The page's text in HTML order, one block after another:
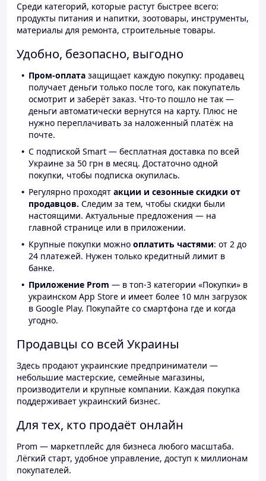
Среди категорий, которые растут быстрее всего:
продукты питания и напитки, зоотовары, инструменты,
материалы для ремонта, строительные товары.
Удобно, безопасно, выгодно
Пром-оплата защищает каждую покупку: продавец
получает деньги только после того, как покупатель
осмотрит и заберёт заказ. Что-то пошло не так —
деньги автоматически вернутся на карту. Плюс не
нужно переплачивать за наложенный платёж на
почте.
С подпиской Smart — бесплатная доставка по всей
Украине за 50 грн в месяц. Достаточно одной
покупки, чтобы подписка окупилась.
Регулярно проходят акции и сезонные скидки от
продавцов. Следим за тем, чтобы скидки были
настоящими. Актуальные предложения — на
главной странице или в приложении.
Крупные покупки можно оплатить частями: от 2 до
24 платежей. Нужен только кредитный лимит в
банке.
Приложение Prom — в топ-3 категории «Покупки» в
украинском App Store и имеет более 10 млн загрузок
в Google Play. Покупайте со смартфона где и когда
угодно.
Продавцы со всей Украины
Здесь продают украинские предприниматели —
небольшие мастерские, семейные магазины,
производители и крупные компании. Каждая покупка
поддерживает украинский бизнес.
Для тех, кто продаёт онлайн
Prom — маркетплейс для бизнеса любого масштаба.
Лёгкий старт, удобное управление, доступ к миллионам
покупателей.